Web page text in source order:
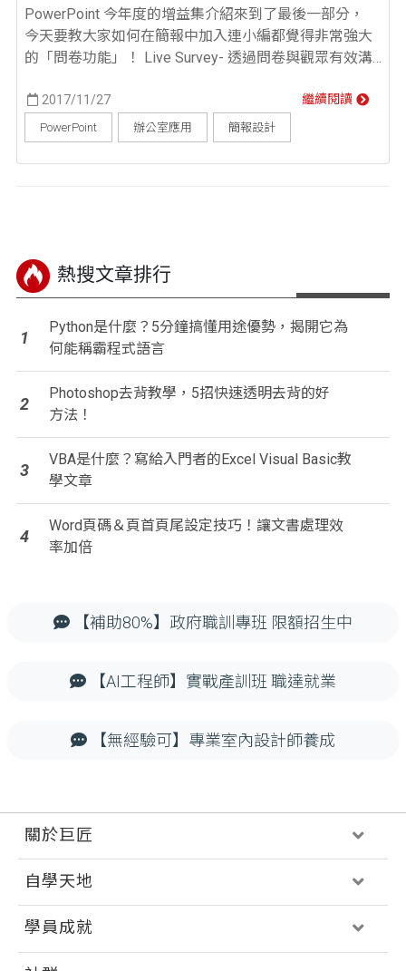
PowerPoint 今年度的增益集介紹來到了最後一部分，
今天要教大家如何在簡報中加入連小編都覺得非常強大
的「問卷功能」！ Live Survey- 透過問卷與觀眾有效溝
觀眾對於簡報內容的吸收度？又或是想要增加與觀眾的
互動性？那就試試Live Survey吧！ 下載Live Survey讓你
輕鬆在簡報中製作問卷，透過問卷你可以適時地與觀眾...
2017/11/27 繼續閱讀
PowerPoint 辦公室應用 簡報設計
熱搜文章排行
1
Python是什麼？5分鐘搞懂用途優勢，揭開它為
何能稱霸程式語言
2
Photoshop去背教學，5招快速透明去背的好
方法！
3
VBA是什麼？寫給入門者的Excel Visual Basic教
學文章
4
Word頁碼＆頁首頁尾設定技巧！讓文書處理效
率加倍
【補助80%】政府職訓專班 限額招生中
【AI工程師】實戰產訓班 職達就業
【無經驗可】專業室內設計師養成
關於巨匠
自學天地
學員成就